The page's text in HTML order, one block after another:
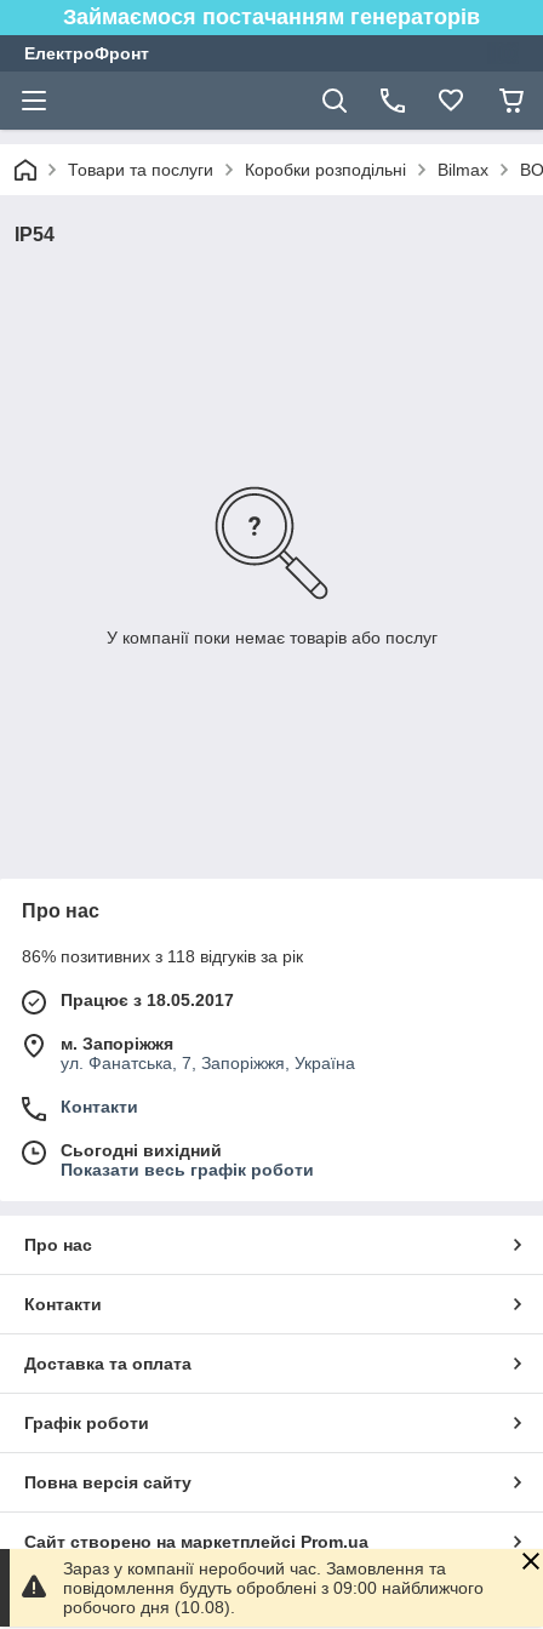
Займаємося постачанням генераторів
ЕлектроФронт
Товари та послуги Коробки розподільні Bilmax
IP54
У компанії поки немає товарів або послуг
Про нас
86% позитивних з 118 відгуків за рік
Працює з 18.05.2017
м. Запоріжжя
ул. Фанатська, 7, Запоріжжя, Україна
Контакти
Сьогодні вихідний
Показати весь графік роботи
Про нас
Контакти
Доставка та оплата
Графік роботи
Повна версія сайту
Сайт створено на маркетплейсі Prom.ua
Політика конфіденційності
Зараз у компанії неробочий час. Замовлення та
повідомлення будуть оброблені з 09:00 найближчого
робочого дня (10.08).